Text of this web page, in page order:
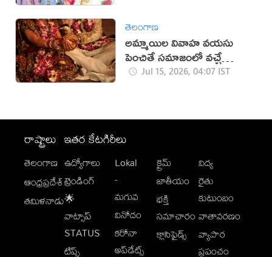
తెలంగాణ
అమ్మాయిల వివాహ వయసు
పెంచితే సమాజంలో వచ్చే
మార్పులు ఇవే!
Jul 15, 2026, 04:07 IST
రాష్ట్రాలు
తెలంగాణ
ఆంధ్రప్రదేశ్
తమిళనాడు
ఇతర కేటగిరీలు
ఉద్యోగాలు
ట్రెండింగ్
🌟
వాట్సాప్
STATUS
టిప్స్
Lokal
-
మగువ
వినోదం
కరోనా
అప్‌డేట్స్
క్రైమ్
జాతీయం
భక్తి
సమాచారం
క్లాసిఫైడ్స్
విద్య
రైతు
కుటుంబం
వాతావరణం
వ్యాపార
ప్రపంచం